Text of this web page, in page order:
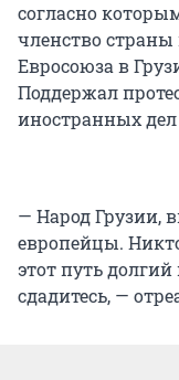
согласно
членство страны
Евросоюза в
Поддержал
иностранных
— Народ Грузии,
европейцы.
этот путь
сдадитесь, —